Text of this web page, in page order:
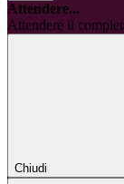
Attendere...
Attendere il
Chiudi